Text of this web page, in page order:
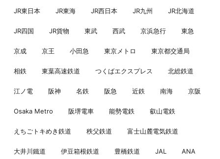
JR東日本 JR東海 JR西日本 JR九州 JR北海道
JR四国 JR貨物 東武 西武 京浜急行 東急
京成 京王 小田急 東京メトロ 東京都交通局
相鉄 東葉高速鉄道 つくばエクスプレス 北総鉄道
江ノ電 阪神 名鉄 阪急 近鉄 南海 京阪
Osaka Metro 阪堺電車 能勢電鉄 叡山電鉄
えちごトキめき鉄道 秩父鉄道 富士山麓電気鉄道
大井川鐵道 伊豆箱根鉄道 豊橋鉄道 JAL ANA